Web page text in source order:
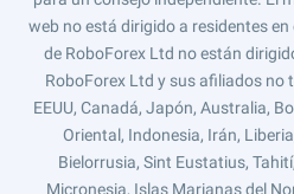
web no está dirigido a residentes
de RoboForex Ltd no están
RoboForex Ltd y sus afiliados no
EEUU, Canadá, Japón, Australia,
Oriental, Indonesia, Irán,
Bielorrusia, Sint Eustatius,
Micronesia, Islas Marianas del